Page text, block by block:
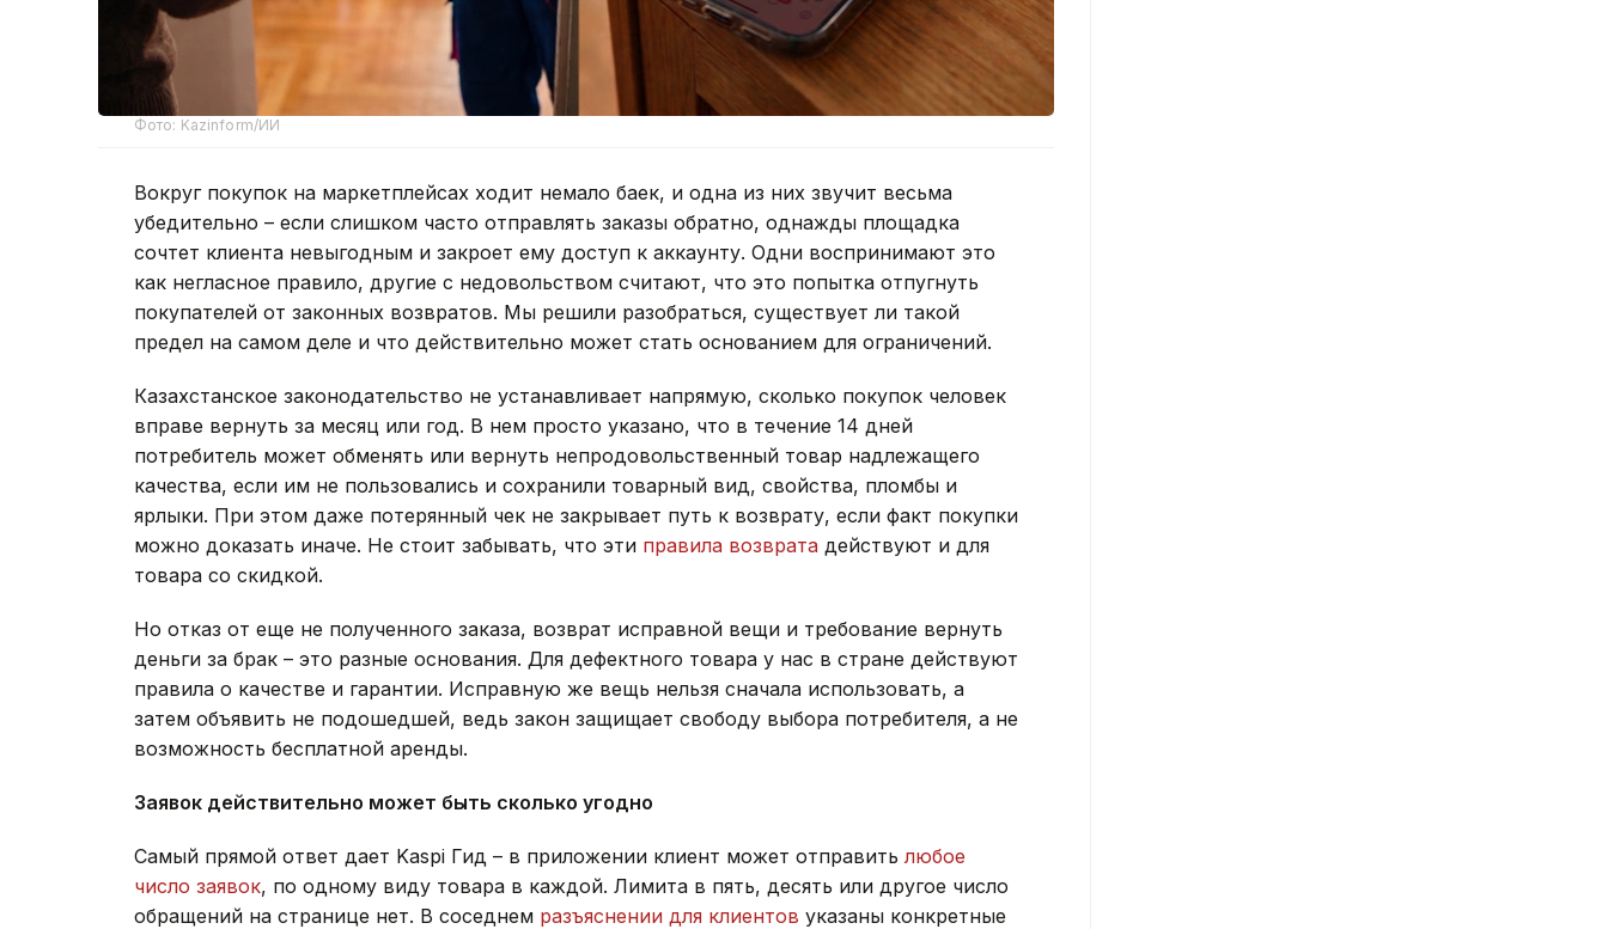
Фото: Kazinform/ИИ
Вокруг покупок на маркетплейсах ходит немало баек, и одна из них звучит весьма
убедительно – если слишком часто отправлять заказы обратно, однажды площадка
сочтет клиента невыгодным и закроет ему доступ к аккаунту. Одни воспринимают это
как негласное правило, другие с недовольством считают, что это попытка отпугнуть
покупателей от законных возвратов. Мы решили разобраться, существует ли такой
предел на самом деле и что действительно может стать основанием для ограничений.
Казахстанское законодательство не устанавливает напрямую, сколько покупок человек
вправе вернуть за месяц или год. В нем просто указано, что в течение 14 дней
потребитель может обменять или вернуть непродовольственный товар надлежащего
качества, если им не пользовались и сохранили товарный вид, свойства, пломбы и
ярлыки. При этом даже потерянный чек не закрывает путь к возврату, если факт покупки
можно доказать иначе. Не стоит забывать, что эти правила возврата действуют и для
товара со скидкой.
Но отказ от еще не полученного заказа, возврат исправной вещи и требование вернуть
деньги за брак – это разные основания. Для дефектного товара у нас в стране действуют
правила о качестве и гарантии. Исправную же вещь нельзя сначала использовать, а
затем объявить не подошедшей, ведь закон защищает свободу выбора потребителя, а не
возможность бесплатной аренды.
Заявок действительно может быть сколько угодно
Самый прямой ответ дает Kaspi Гид – в приложении клиент может отправить любое
число заявок, по одному виду товара в каждой. Лимита в пять, десять или другое число
обращений на странице нет. В соседнем разъяснении для клиентов указаны конкретные